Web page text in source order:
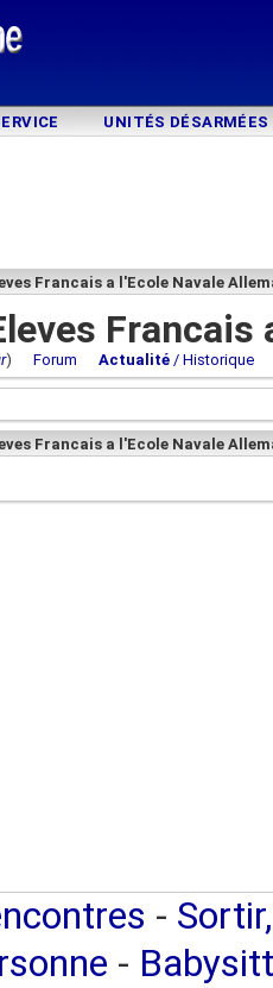
UNITÉS DÉSARMÉES
Francais a l'Ecole Navale
Francais
) Forum Actualité / Historique
Francais a l'Ecole Navale
-
-